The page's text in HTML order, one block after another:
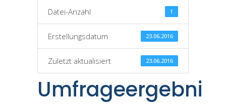
Datei-Anzahl 1
Erstellungsdatum 23.06.2016
Zuletzt aktualisiert 23.06.2016